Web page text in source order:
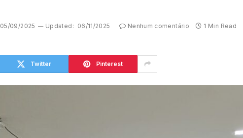
05/09/2025 Updated: 06/11/2025 Nenhum comentário 1 Min Read
Twitter Pinterest